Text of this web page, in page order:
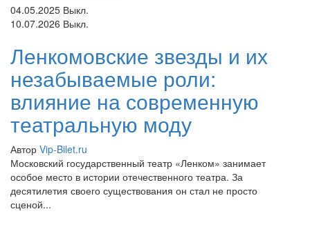
04.05.2025 Выкл.
10.07.2026 Выкл.
Ленкомовские звезды и их
незабываемые роли:
влияние на современную
театральную моду
Автор Vip-Bilet.ru
Московский государственный театр «Ленком» занимает
особое место в истории отечественного театра. За
десятилетия своего существования он стал не просто
сценой...